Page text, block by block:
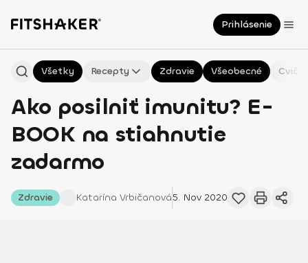
Prihlásenie
Všetky Recepty Zdravie Všeobecné
Ako posilniť imunitu? E-
BOOK na stiahnutie
zadarmo
Zdravie Katarína Vrbičanová5. Nov 2020